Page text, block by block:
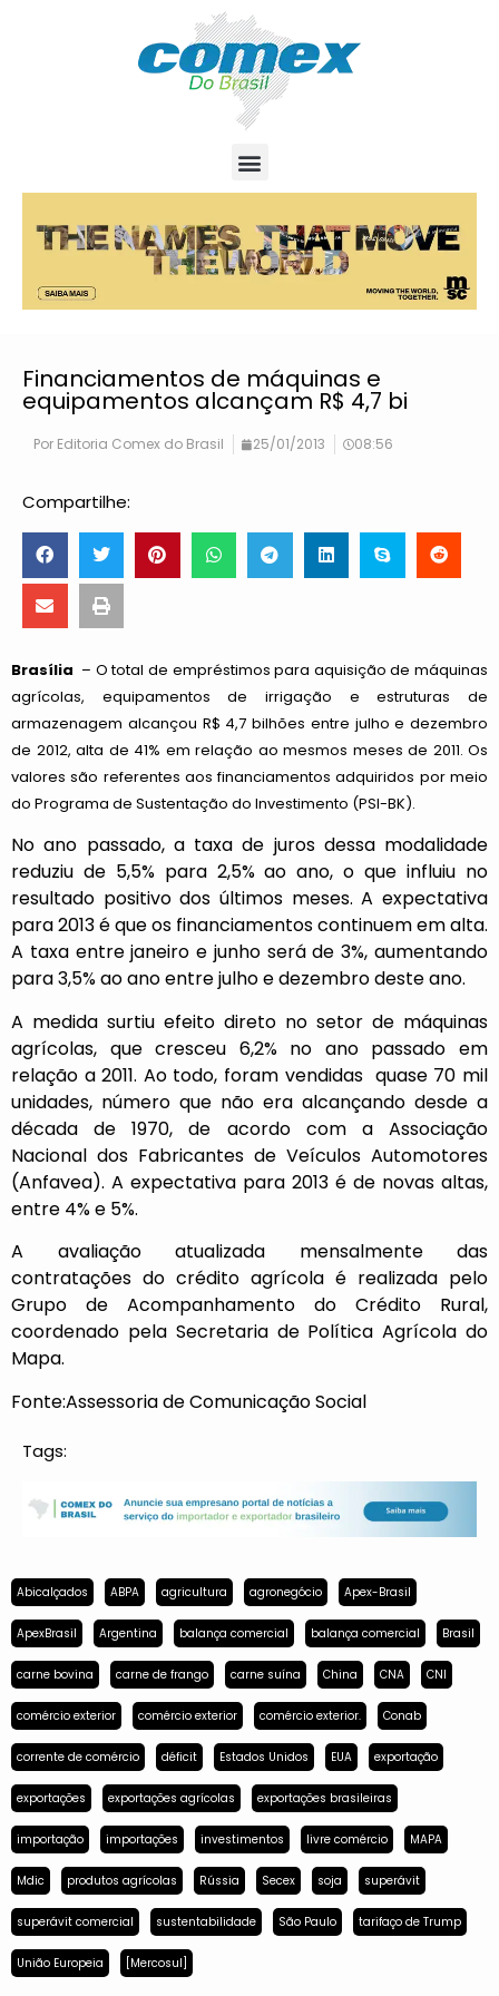
Financiamentos de máquinas e
equipamentos alcançam R$ 4,7 bi
Por Editoria Comex do Brasil 25/01/2013 08:56
Compartilhe:
Brasília – O total de empréstimos para aquisição de máquinas
agrícolas, equipamentos de irrigação e estruturas de
armazenagem alcançou R$ 4,7 bilhões entre julho e dezembro
de 2012, alta de 41% em relação ao mesmos meses de 2011. Os
valores são referentes aos financiamentos adquiridos por meio
do Programa de Sustentação do Investimento (PSI-BK).
No ano passado, a taxa de juros dessa modalidade
reduziu de 5,5% para 2,5% ao ano, o que influiu no
resultado positivo dos últimos meses. A expectativa
para 2013 é que os financiamentos continuem em alta.
A taxa entre janeiro e junho será de 3%, aumentando
para 3,5% ao ano entre julho e dezembro deste ano.
A medida surtiu efeito direto no setor de máquinas
agrícolas, que cresceu 6,2% no ano passado em
relação a 2011. Ao todo, foram vendidas quase 70 mil
unidades, número que não era alcançando desde a
década de 1970, de acordo com a Associação
Nacional dos Fabricantes de Veículos Automotores
(Anfavea). A expectativa para 2013 é de novas altas,
entre 4% e 5%.
A avaliação atualizada mensalmente das
contratações do crédito agrícola é realizada pelo
Grupo de Acompanhamento do Crédito Rural,
coordenado pela Secretaria de Política Agrícola do
Mapa.
Fonte:Assessoria de Comunicação Social
Tags:
Abicalçados ABPA agricultura agronegócio Apex-Brasil
ApexBrasil Argentina balança comercial balança comercial Brasil
carne bovina carne de frango carne suína China CNA CNI
comércio exterior comércio exterior comércio exterior. Conab
corrente de comércio déficit Estados Unidos EUA exportação
exportações exportações agrícolas exportações brasileiras
importação importações investimentos livre comércio MAPA
Mdic produtos agrícolas Rússia Secex soja superávit
superávit comercial sustentabilidade São Paulo tarifaço de Trump
União Europeia [Mercosul]